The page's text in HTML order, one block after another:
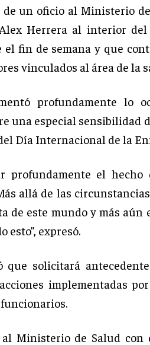
un oficio al Ministerio
Herrera al interior del
fin de semana y que
vinculados al área de la
profundamente lo
una especial sensibilidad
Día Internacional de la
profundamente el
allá de las
de este mundo y más
esto”, expresó.
que solicitará
implementadas
al Ministerio de Salud